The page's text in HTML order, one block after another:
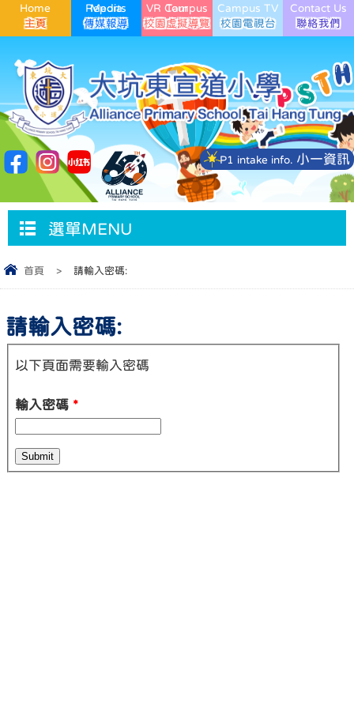
Home Media Reports VR Campus Tour Campus TV Contact Us
P1 intake info. 小一資訊
選單MENU
首頁 > 請輸入密碼:
請輸入密碼:
以下頁面需要輸入密碼
輸入密碼 *